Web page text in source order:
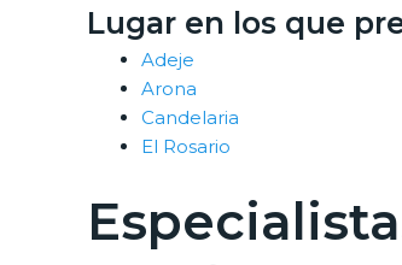
Lugar en los que
Adeje
Arona
Candelaria
El Rosario